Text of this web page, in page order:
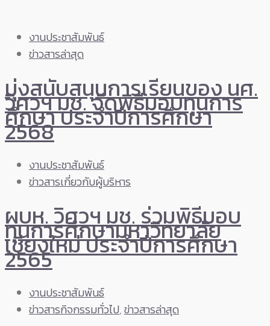
งานประชาสัมพันธ์
ข่าวสารล่าสุด
มุ่งสนับสนุนการเรียนของ นศ.
วิศวฯ มช. จัดพิธีมอบทุนการ
ศึกษา ประจำปีการศึกษา
2568
งานประชาสัมพันธ์
ข่าวสารเกี่ยวกับผู้บริหาร
ผบห. วิศวฯ มช. ร่วมพิธีมอบ
ทุนการศึกษามหาวิทยาลัย
เชียงใหม่ ประจำปีการศึกษา
2565
งานประชาสัมพันธ์
ข่าวสารกิจกรรมทั่วไป,ข่าวสารล่าสุด